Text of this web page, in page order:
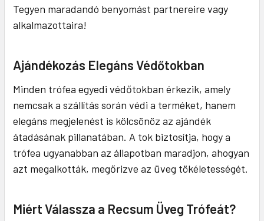
Tegyen maradandó benyomást partnereire vagy
alkalmazottaira!
Ajándékozás Elegáns Védőtokban
Minden trófea egyedi védőtokban érkezik, amely
nemcsak a szállítás során védi a terméket, hanem
elegáns megjelenést is kölcsönöz az ajándék
átadásának pillanatában. A tok biztosítja, hogy a
trófea ugyanabban az állapotban maradjon, ahogyan
azt megalkották, megőrizve az üveg tökéletességét.
Miért Válassza a Recsum Üveg Trófeát?